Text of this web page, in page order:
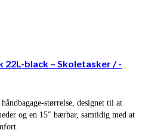
22L-black – Skoletasker / -
størrelse, designet til at
og en 15″ bærbar, samtidig med at